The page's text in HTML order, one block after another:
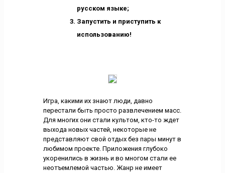
русском языке;
Запустить и приступить к
использованию!
Игра, какими их знают люди, давно
перестали быть просто развлечением масс.
Для многих они стали культом, кто-то ждет
выхода новых частей, некоторые не
представляют свой отдых без пары минут в
любимом проекте. Приложения глубоко
укоренились в жизнь и во многом стали ее
неотъемлемой частью. Жанр не имеет